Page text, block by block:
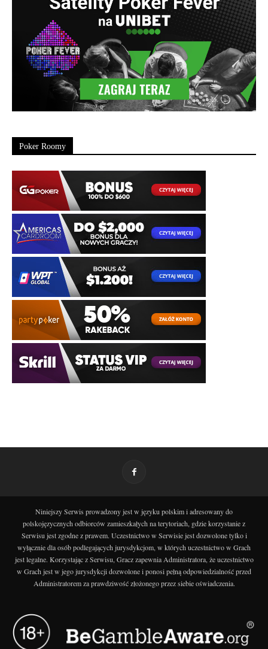
Poker Roomy
Niniejszy Serwis prowadzony jest w języku polskim i adresowany do
polskojęzycznych odbiorców zamieszkałych na terytoriach, gdzie korzystanie z
Serwisu jest zgodne z prawem. Uczestnictwo w Serwisie jest dozwolone tylko i
wyłącznie dla osób podlegających jurysdykcjom, w których uczestnictwo w Grach
jest legalne. Korzystając z Serwisu, Gracz zapewnia Administratora, że uczestnictwo
w Grach jest w jego jurysdykcji dozwolone i ponosi pełną odpowiedzialność przed
Administratorem za prawdziwość złożonego przez siebie oświadczenia.